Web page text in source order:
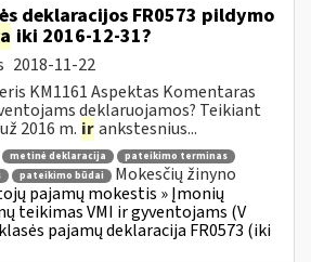
deklaracijos FR0573 pildymo
iki 2016-12-31?
2018-11-22
KM1161 Aspektas Komentaras
deklaruojamos? Teikiant
2016 m. irankstesnius...
metinė deklaracija
pateikimo terminas
pateikimo būdai
Mokesčių žinyno
pajamų mokestis » Įmonių
teikimas VMI ir gyventojams (V
pajamų deklaracija FR0573 (iki